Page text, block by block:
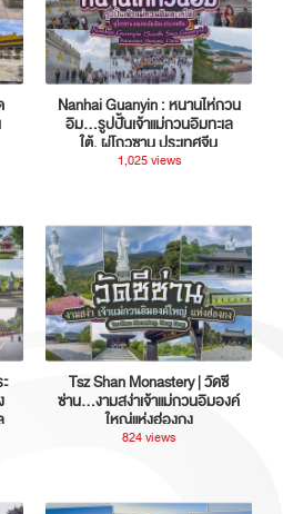
Nanhai Guanyin : หนานไห่กวน
อิม...รูปปั้นเจ้าแม่กวนอิมทะเล
ใต้, ผู่โถวซาน ประเทศจีน
1,025 views
Tsz Shan Monastery | วัดซี
ซ่าน…งามสง่าเจ้าแม่กวนอิมองค์
ใหญ่แห่งฮ่องกง
824 views